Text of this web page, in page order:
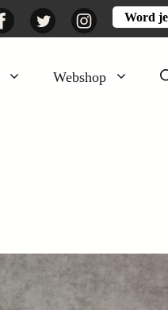
FacebookTwitter Instagram
Word
Webshop
Lekker